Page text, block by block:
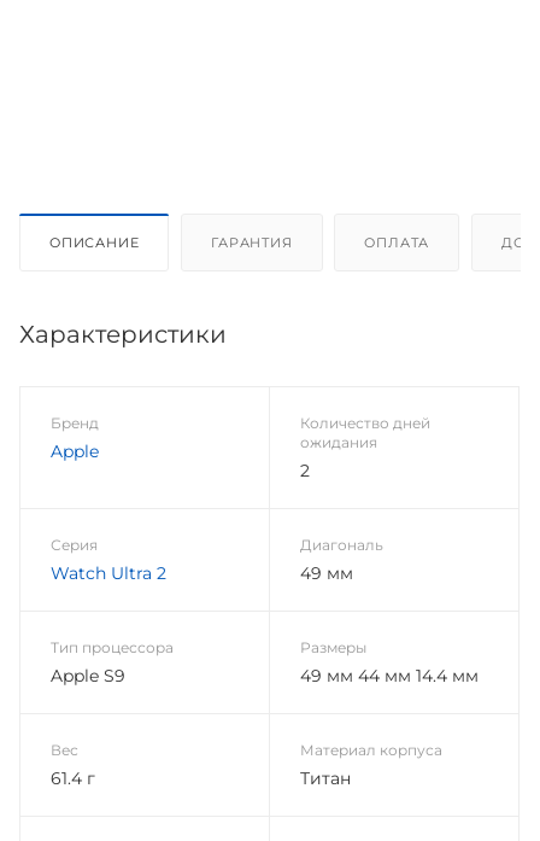
ОПИСАНИЕ ГАРАНТИЯ ОПЛАТА
Характеристики
Бренд
Apple
Количество дней
ожидания
2
Серия
Watch Ultra 2
Диагональ
49 мм
Тип процессора
Apple S9
Размеры
49 мм 44 мм 14.4 мм
Вес
61.4 г
Материал корпуса
Титан